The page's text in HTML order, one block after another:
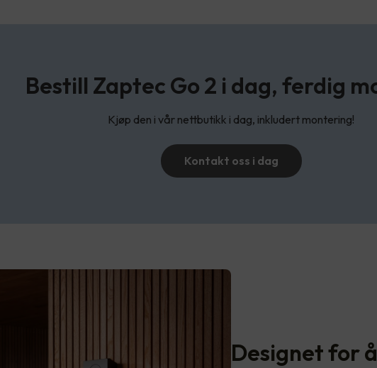
Bestill Zaptec Go 2 i dag, ferdig
Kjøp den i vår nettbutikk i dag, inkludert montering!
Kontakt oss i dag
Designet for